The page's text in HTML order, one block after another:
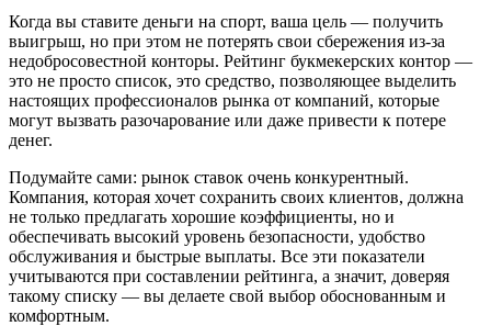
Когда вы ставите деньги на спорт, ваша цель — получить
выигрыш, но при этом не потерять свои сбережения из-за
недобросовестной конторы. Рейтинг букмекерских контор —
это не просто список, это средство, позволяющее выделить
настоящих профессионалов рынка от компаний, которые
могут вызвать разочарование или даже привести к потере
денег.
Подумайте сами: рынок ставок очень конкурентный.
Компания, которая хочет сохранить своих клиентов, должна
не только предлагать хорошие коэффициенты, но и
обеспечивать высокий уровень безопасности, удобство
обслуживания и быстрые выплаты. Все эти показатели
учитываются при составлении рейтинга, а значит, доверяя
такому списку — вы делаете свой выбор обоснованным и
комфортным.